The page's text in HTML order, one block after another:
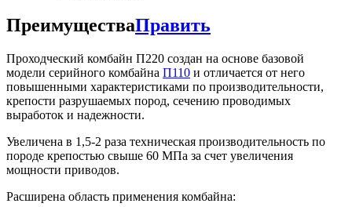
ПреимуществаПравить
Проходческий комбайн П220 создан на основе базовой
модели серийного комбайна П110 и отличается от него
повышенными характеристиками по производительности,
крепости разрушаемых пород, сечению проводимых
выработок и надежности.
Увеличена в 1,5-2 раза техническая производительность по
породе крепостью свыше 60 МПа за счет увеличения
мощности приводов.
Расширена область применения комбайна: